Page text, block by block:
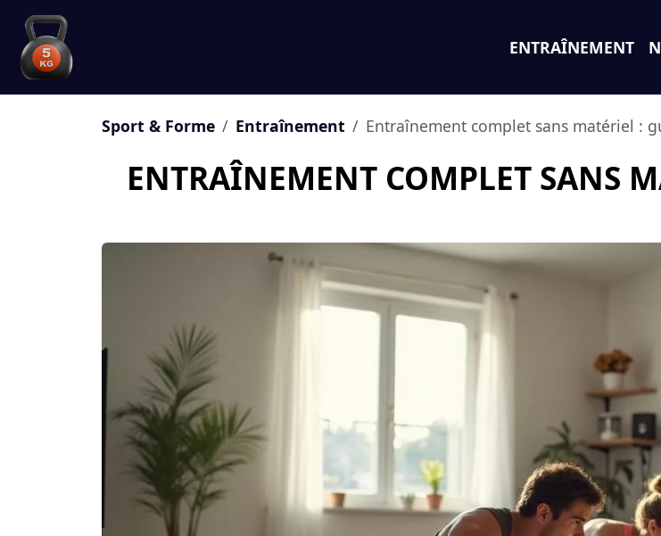
ENTRAÎNEMENT
Sport & Forme Entraînement Entraînement complet sans matériel :
ENTRAÎNEMENT COMPLET SANS